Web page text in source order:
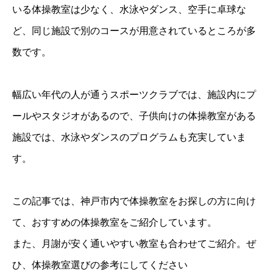
いる体操教室は少なく、水泳やダンス、空手に卓球な
ど、同じ施設で別のコースが用意されているところが多
数です。
幅広い年代の人が通うスポーツクラブでは、施設内にプ
ールやスタジオがあるので、子供向けの体操教室がある
施設では、水泳やダンスのプログラムも充実していま
す。
この記事では、神戸市内で体操教室をお探しの方に向け
て、おすすめの体操教室をご紹介しています。
また、月謝が安く通いやすい教室も合わせてご紹介。ぜ
ひ、体操教室選びの参考にしてください